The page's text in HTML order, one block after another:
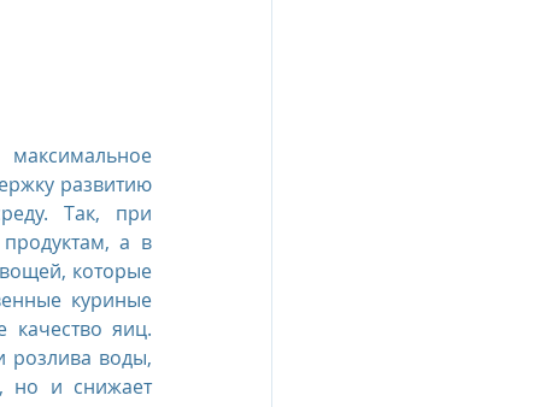
развитию
Так, при
а в
которые
куриные
качество яиц.
розлива воды,
но и снижает